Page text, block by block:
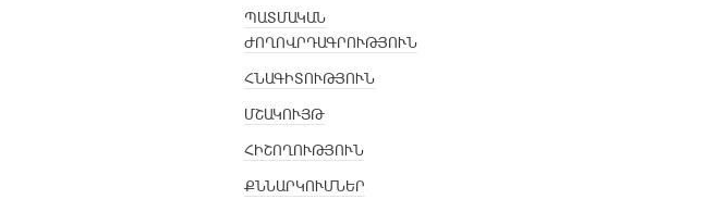
ՊԱՏՄԱԿԱՆ
ԺՈՂՈՎՐԴԱԳՐՈՒԹՅՈՒՆ
ՀՆԱԳԻՏՈՒԹՅՈՒՆ
ՄՇԱԿՈՒՅԹ
ՀԻՇՈՂՈՒԹՅՈՒՆ
ՔՆՆԱՐԿՈՒՄՆԵՐ